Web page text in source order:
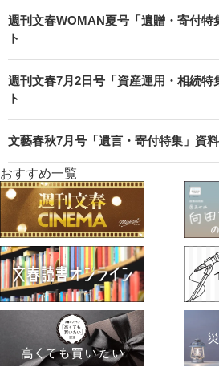
週刊文春WOMAN夏号「遺贈・寄付特
ト
週刊文春7月2日号「資産運用・相続特
ト
文藝春秋7月号「遺言・寄付特集」資
おすすめ一覧